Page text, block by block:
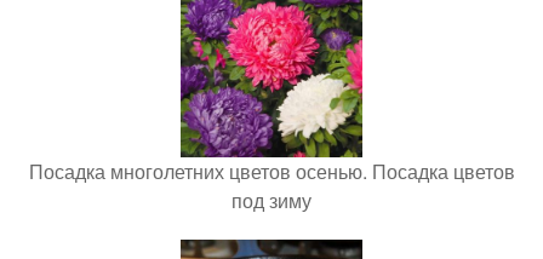
Посадка многолетних цветов осенью. Посадка цветов
под зиму